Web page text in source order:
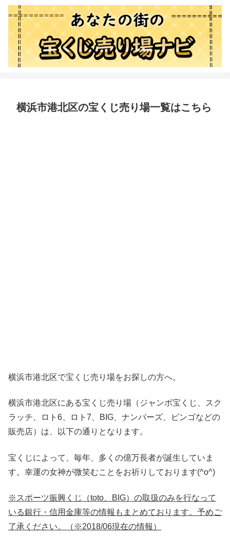
横浜市港北区の宝くじ売り場一覧はこちら
横浜市港北区で宝くじ売り場をお探しの方へ。
横浜市港北区にある宝くじ売り場（ジャンボ宝くじ、スク
ラッチ、ロト6、ロト7、BIG、ナンバーズ、ビンゴなどの
販売店）は、以下の通りとなります。
宝くじによって、毎年、多くの億万長者が誕生していま
す。幸運の女神が微笑むことをお祈りしております(^o^)
※スポーツ振興くじ（toto、BIG）の取扱のみを行なって
いる銀行・信用金庫等の情報もまとめております。予めご
了承ください。（※2018/06現在の情報）